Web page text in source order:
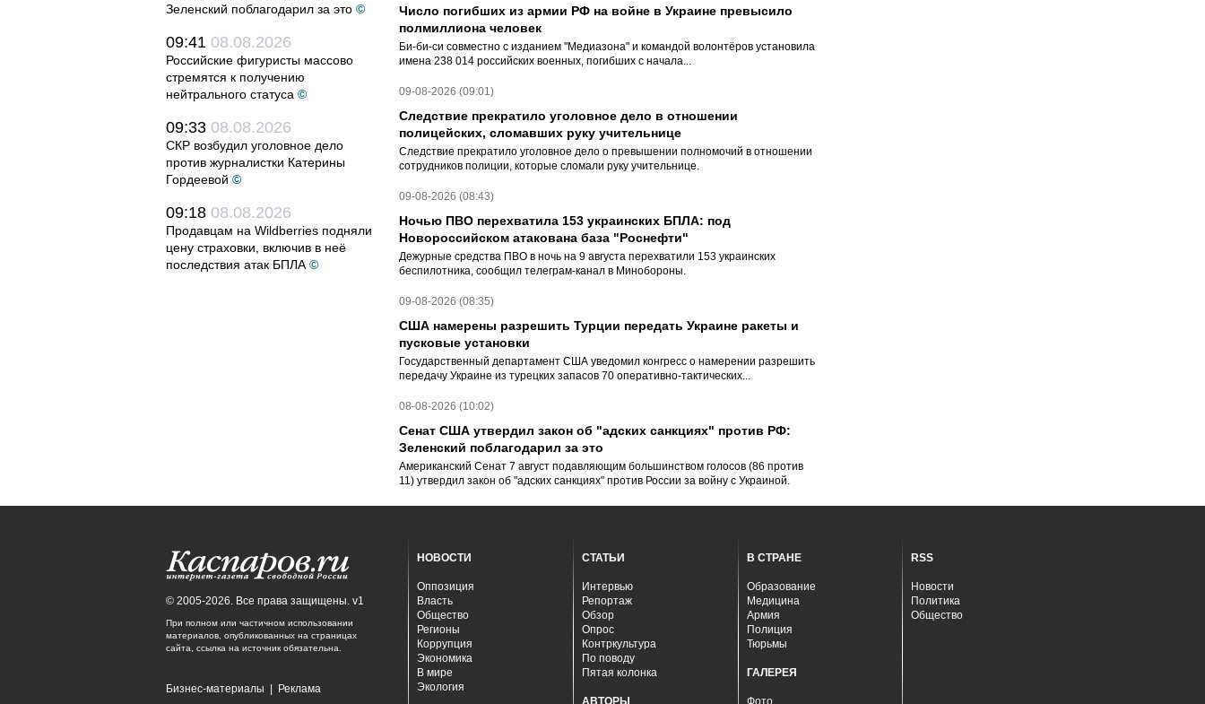
Зеленский поблагодарил за это ©
09:41 08.08.2026
Российские фигуристы массово
стремятся к получению
нейтрального статуса ©
09:33 08.08.2026
СКР возбудил уголовное дело
против журналистки Катерины
Гордеевой ©
09:18 08.08.2026
Продавцам на Wildberries подняли
цену страховки, включив в неё
последствия атак БПЛА ©
Число погибших из армии РФ на войне в Украине превысило
полмиллиона человек
Би-би-си совместно с изданием "Медиазона" и командой волонтёров установила
имена 238 014 российских военных, погибших с начала...
09-08-2026 (09:01)
Следствие прекратило уголовное дело в отношении
полицейских, сломавших руку учительнице
Следствие прекратило уголовное дело о превышении полномочий в отношении
сотрудников полиции, которые сломали руку учительнице.
09-08-2026 (08:43)
Ночью ПВО перехватила 153 украинских БПЛА: под
Новороссийском атакована база "Роснефти"
Дежурные средства ПВО в ночь на 9 августа перехватили 153 украинских
беспилотника, сообщил телеграм-канал в Минобороны.
09-08-2026 (08:35)
США намерены разрешить Турции передать Украине ракеты и
пусковые установки
Государственный департамент США уведомил конгресс о намерении разрешить
передачу Украине из турецких запасов 70 оперативно-тактических...
08-08-2026 (10:02)
Сенат США утвердил закон об "адских санкциях" против РФ:
Зеленский поблагодарил за это
Американский Сенат 7 август подавляющим большинством голосов (86 против
11) утвердил закон об "адских санкциях" против России за войну с Украиной.
© 2005-2026. Все права защищены. v1
При полном или частичном использовании
материалов, опубликованных на страницах
сайта, ссылка на источник обязательна.
Бизнес-материалы Реклама
НОВОСТИ
Оппозиция
Власть
Общество
Регионы
Коррупция
Экономика
В мире
Экология
СТАТЬИ
Интервью
Репортаж
Обзор
Опрос
Контркультура
По поводу
Пятая колонка
АВТОРЫ
В СТРАНЕ
Образование
Медицина
Армия
Полиция
Тюрьмы
ГАЛЕРЕЯ
Фото
RSS
Новости
Политика
Общество